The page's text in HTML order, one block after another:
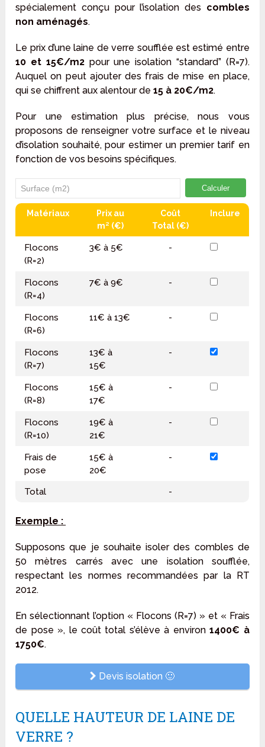
spécialement conçu pour l’isolation des combles
non aménagés.
Le prix d’une laine de verre soufflée est estimé entre
10 et 15€/m2pour une isolation “standard” (R=7).
Auquel on peut ajouter des frais de mise en place,
qui se chiffrent aux alentour de15 à 20€/m2.
Pour une estimation plus précise, nous vous
proposons de renseigner votre surface et le niveau
d’isolation souhaité, pour estimer un premier tarif en
fonction de vos besoins spécifiques.
Calculer
Matériaux
Prix au
m² (€)
Coût
Total (€)
Inclure
Flocons
(R=2)
3€ à 5€ -
Flocons
(R=4)
7€ à 9€ -
Flocons
(R=6)
11€ à 13€ -
Flocons
(R=7)
13€ à
15€
-
Flocons
(R=8)
15€ à
17€
-
Flocons
(R=10)
19€ à
21€
-
Frais de
pose
15€ à
20€
-
Total -
Exemple :
Supposons que je souhaite isoler des combles de
50 mètres carrés avec une isolation soufflée,
respectant les normes recommandées par la RT
2012.
En sélectionnant l’option « Flocons (R=7) » et « Frais
de pose », le coût total s’élève à environ1400€ à
1750€.
Devis isolation 🙂
QUELLE HAUTEUR DE LAINE DE
VERRE ?